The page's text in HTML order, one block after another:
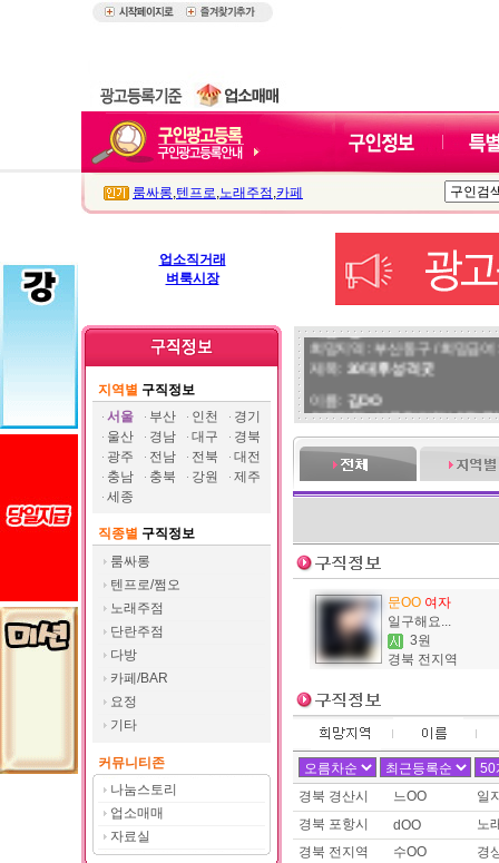
룸싸롱,텐프로,노래주점 ,카페
업소직거래
벼룩시장
지역별 구직정보
서울
부산 인천
경기
울산
경남 대구
경북
광주
전남 전북
대전
충남
충북 강원
제주
세종
직종별 구직정보
룸싸롱
텐프로/쩜오
노래주점
단란주점
다방
카페/BAR
요정
기타
커뮤니티존
나눔스토리
업소매매
자료실
이름 :정OO
희망지역 : 부산 동구 / 희망급
제목 : 30대후 성격굿
이름 : 김OO
희망지역 : 서울 전지역 / 희망
이름 :쿠OO
희망지역 : 서울 전지역 / 희망
제목 :트젠 쉬멜입니다.
희망지역 : 경기 고양시 / 희망
제목 : 여장시디 필요하신분 찾
이름 :두OO
희망지역 : 경기 수원시 / 희망
제목 :유흥쪽,밤일,운적일자리
희망지역 : 전남 신안군 / 희망
제목 :신안 다방
희망지역 : 전남 신안군 / 희망
제목 :다방일 구해요.
이름 :예OO
희망지역 : 경남 전지역 / 희망
제목 :애교많은 >_<예리 !! 열
문OO 여자
일구해요...
3원
경북 전지역
경북 경산시 느OO
일
경북 포항시
dOO
노
경북 전지역
수OO
경